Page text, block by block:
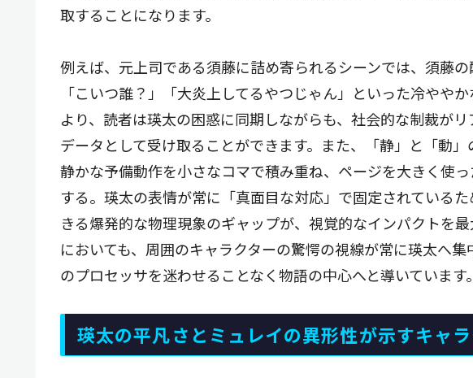
取することになります。
例えば、元上司である須藤に詰め寄られるシーンでは、須藤
「こいつ誰？」「大炎上してるやつじゃん」といった冷やや
より、読者は瑛太の困惑に同期しながらも、社会的な制裁が
データとして受け取ることができます。また、「静」と「動
静かな予備動作を小さなコマで積み重ね、ページを大きく使
する。瑛太の表情が常に「真面目な対応」で固定されている
きる爆発的な物理現象のギャップが、視覚的なインパクトを
においても、周囲のキャラクターの驚愕の視線が常に瑛太へ
のプロセッサを迷わせることなく物語の中心へと導いています。
瑛太の平凡さとミュレイの異形性が示すキャ